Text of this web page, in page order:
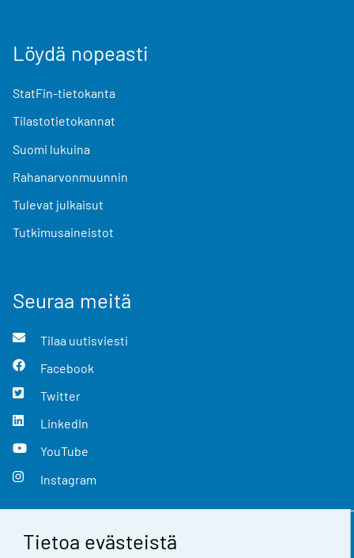
Tietoa evästeistä
Löydä nopeasti
StatFin-tietokanta
Tilastotietokannat
Suomi lukuina
Rahanarvonmuunnin
Tulevat julkaisut
Tutkimusaineistot
Seuraa meitä
Tilaa uutisviesti
Facebook
Twitter
LinkedIn
YouTube
Instagram
Yhteystiedot